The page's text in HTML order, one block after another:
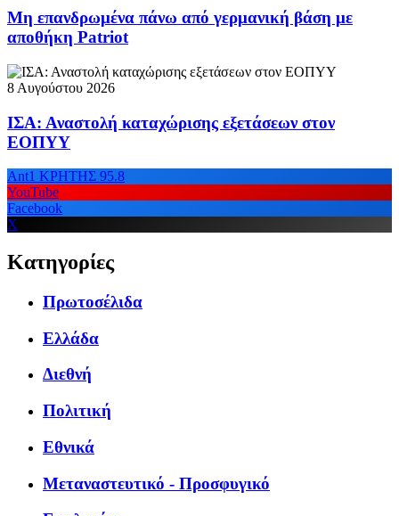
Μη επανδρωμένα πάνω από γερμανική βάση με
αποθήκη Patriot
8 Αυγούστου 2026
ΙΣΑ: Αναστολή καταχώρισης εξετάσεων στον
ΕΟΠΥΥ
Ant1 ΚΡΗΤΗΣ 95.8
YouTube
Facebook
X
Κατηγορίες
Πρωτοσέλιδα
Ελλάδα
Διεθνή
Πολιτική
Εθνικά
Μεταναστευτικό - Προσφυγικό